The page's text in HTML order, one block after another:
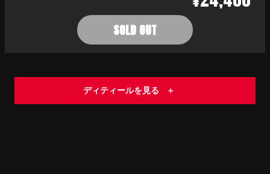
SOLD OUT
ディティールを見る ＋